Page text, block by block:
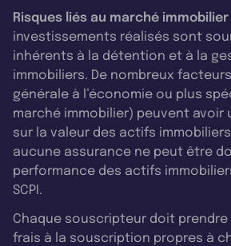
Risques liés au marché immobilier
investissements réalisés sont
inhérents à la détention et à la
immobiliers. De nombreux
générale à l’économie ou plus
marché immobilier) peuvent avoir
sur la valeur des actifs
aucune assurance ne peut être
performance des actifs
SCPI.
Chaque souscripteur doit
frais à la souscription propres à